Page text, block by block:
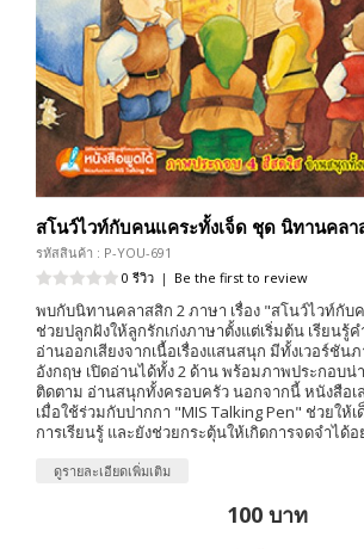
สโนว์ไวท์กับคนแคระทั้งเจ็ด ชุด นิทานคลา
รหัสสินค้า : P-YOU-691
0 รีวิว | Be the first to review
พบกับนิทานคลาสสิก 2 ภาษา เรื่อง "สโนว์ไวท์กับ
ช่วยปลูกฝังให้ลูกรักเก่งภาษาตั้งแต่เริ่มต้น เรียนรู้
อ่านออกเสียงจากเนื้อเรื่องแสนสนุก มีทั้งเวอร์ชัน
อังกฤษ เปิดอ่านได้ทั้ง 2 ด้าน พร้อมภาพประกอบ
ติดตาม อ่านสนุกทั้งครอบครัว นอกจากนี้ หนังสือเ
เมื่อใช้ร่วมกับปากกา "MIS Talking Pen" ช่วยให้
การเรียนรู้ และยังช่วยกระตุ้นให้เกิดการจดจำได้อ
ดูรายละเอียดเพิ่มเติม
100 บาท